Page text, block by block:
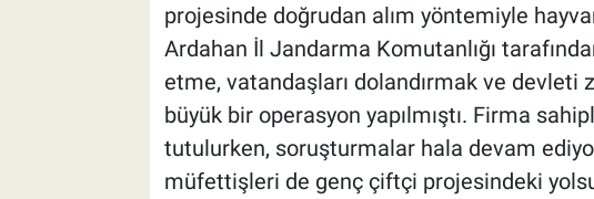
projesinde doğrudan alım yöntemiyle
Ardahan İl Jandarma Komutanlığı
etme, vatandaşları dolandırmak ve devleti
büyük bir operasyon yapılmıştı. Firma
tutulurken, soruşturmalar hala devam
müfettişleri de genç çiftçi projesindeki